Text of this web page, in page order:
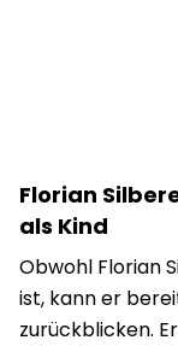
Florian
als Kind
Obwohl Florian
ist, kann er
zurückblicken.